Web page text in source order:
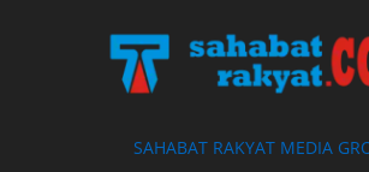
SAHABAT RAKYAT MEDIA